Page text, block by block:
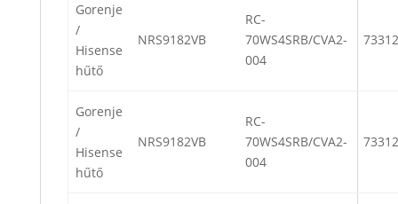
Gorenje
/
Hisense
hűtő
NRS9182VB
RC-
70WS4SRB/CVA2-
004
Gorenje
/
Hisense
hűtő
NRS9182VB
RC-
70WS4SRB/CVA2-
004